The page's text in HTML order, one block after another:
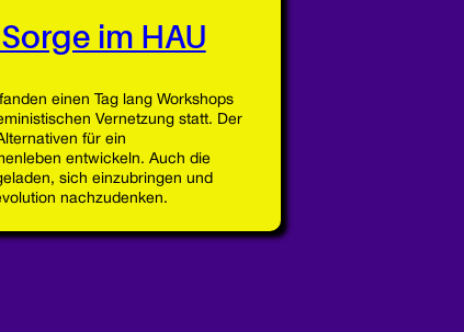
im HAU
einen Tag lang Workshops
Vernetzung statt. Der
für ein
entwickeln. Auch die
sich einzubringen und
nachzudenken.